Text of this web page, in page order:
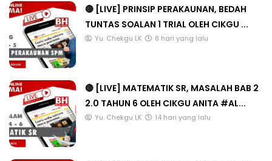
🔴 [LIVE] PRINSIP PERAKAUNAN, BEDAH
TUNTAS SOALAN 1 TRIAL OLEH CIKGU ...
Yu. Chekgu LK 8 hari yang lalu
🔴 [LIVE] MATEMATIK SR, MASALAH BAB 2
2.0 TAHUN 6 OLEH CIKGU ANITA #AL...
Yu. Chekgu LK 14 hari yang lalu